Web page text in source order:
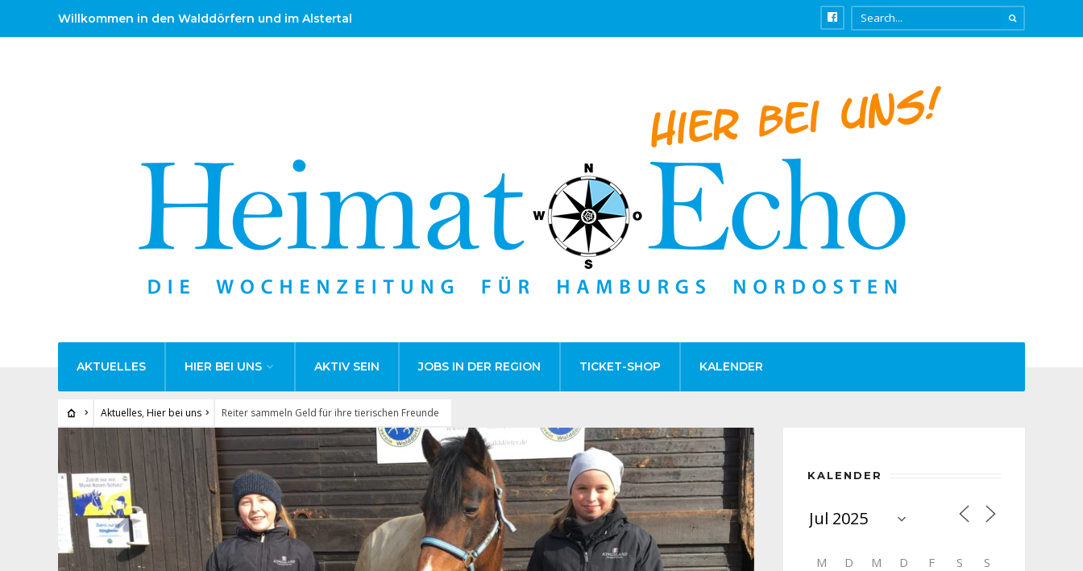
Willkommen in den Walddörfern und im Alstertal
AKTUELLES HIER BEI UNS AKTIV SEIN JOBS IN DER REGION TICKET-SHOP KALENDER
Aktuelles, Hier bei uns Reiter sammeln Geld für ihre tierischen Freunde
KALENDER
M D M D F S S